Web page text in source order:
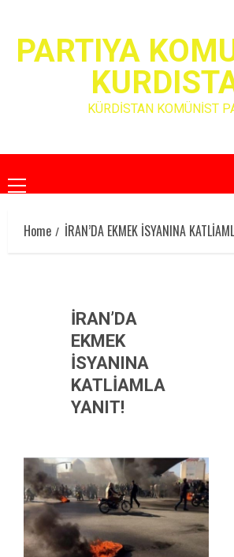
contentPARTIYA
KÜRDİSTAN KOMÜNİST
Primary
Menu
Home
İRAN’DA EKMEK İSYANINA
İRAN’DA
EKMEK
İSYANINA
KATLİAMLA
YANIT!